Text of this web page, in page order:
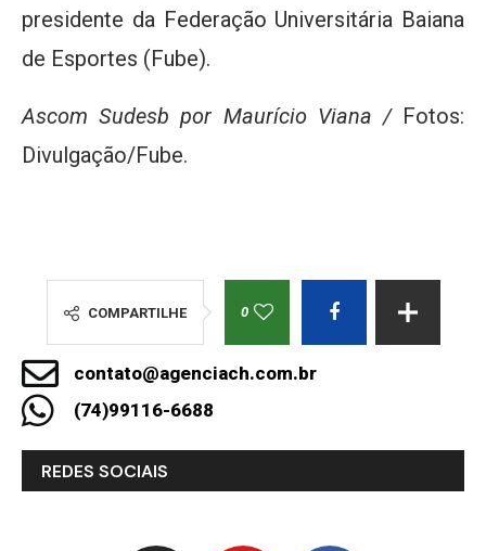
presidente da Federação Universitária Baiana
de Esportes (Fube).
Ascom Sudesb por Maurício Viana / Fotos:
Divulgação/Fube.
COMPARTILHE 0
contato@agenciach.com.br
(74)99116-6688
REDES SOCIAIS